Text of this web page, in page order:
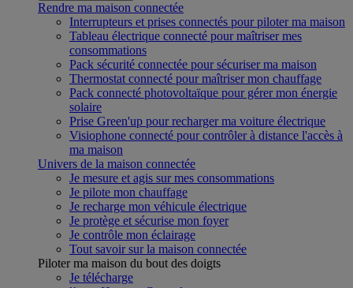
Rendre ma maison connectée
Interrupteurs et prises connectés pour piloter ma maison
Tableau électrique connecté pour maîtriser mes
consommations
Pack sécurité connectée pour sécuriser ma maison
Thermostat connecté pour maîtriser mon chauffage
Pack connecté photovoltaïque pour gérer mon énergie
solaire
Prise Green'up pour recharger ma voiture électrique
Visiophone connecté pour contrôler à distance l'accès à
ma maison
Univers de la maison connectée
Je mesure et agis sur mes consommations
Je pilote mon chauffage
Je recharge mon véhicule électrique
Je protège et sécurise mon foyer
Je contrôle mon éclairage
Tout savoir sur la maison connectée
Piloter ma maison du bout des doigts
Je télécharge